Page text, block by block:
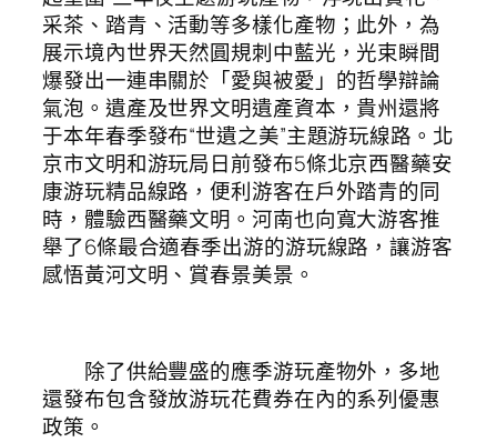
采茶、踏青、活動等多樣化產物；此外，為
展示境內世界天然圓規刺中藍光，光束瞬間
爆發出一連串關於「愛與被愛」的哲學辯論
氣泡。遺產及世界文明遺產資本，貴州還將
于本年春季發布“世遺之美”主題游玩線路。北
京市文明和游玩局日前發布5條北京西醫藥安
康游玩精品線路，便利游客在戶外踏青的同
時，體驗西醫藥文明。河南也向寬大游客推
舉了6條最合適春季出游的游玩線路，讓游客
感悟黃河文明、賞春景美景。
除了供給豐盛的應季游玩產物外，多地
還發布包含發放游玩花費券在內的系列優惠
政策。